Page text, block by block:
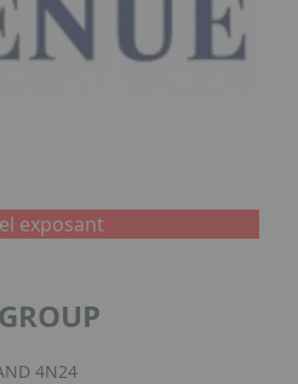
exposant
4N24